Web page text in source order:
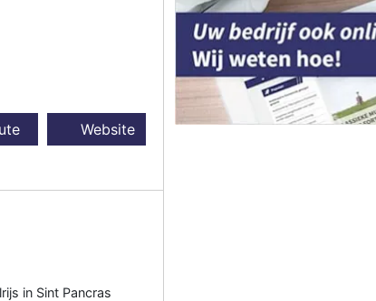
Website
in Sint Pancras